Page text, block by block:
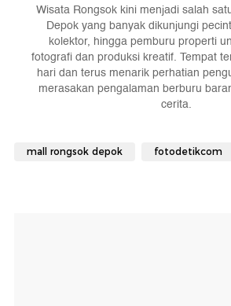
Wisata Rongsok kini menjadi salah
Depok yang banyak dikunjungi
kolektor, hingga pemburu properti
fotografi dan produksi kreatif. Tempat
hari dan terus menarik perhatian
merasakan pengalaman berburu
cerita.
mall rongsok depok fotodetikcom